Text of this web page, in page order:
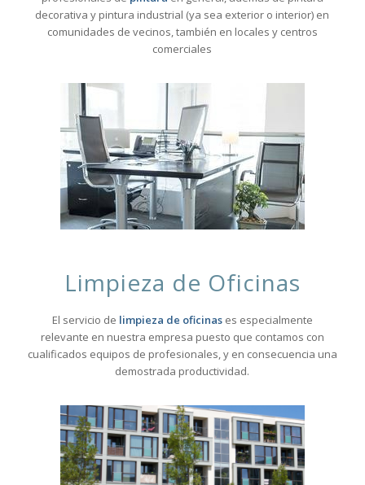
decorativa y pintura industrial (ya sea exterior o interior) en
comunidades de vecinos, también en locales y centros
comerciales
Limpieza de Oficinas
El servicio de limpieza de oficinases especialmente
relevante en nuestra empresa puesto que contamos con
cualificados equipos de profesionales, y en consecuencia una
demostrada productividad.